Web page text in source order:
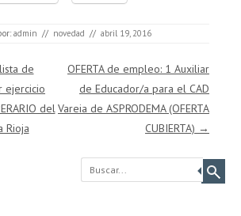
admin // novedad // abril 19, 2016
de
ejercicio
del
Rioja
OFERTA de empleo: 1 Auxiliar
de Educador/a para el CAD
Vareia de ASPRODEMA (OFERTA
CUBIERTA) →
Buscar